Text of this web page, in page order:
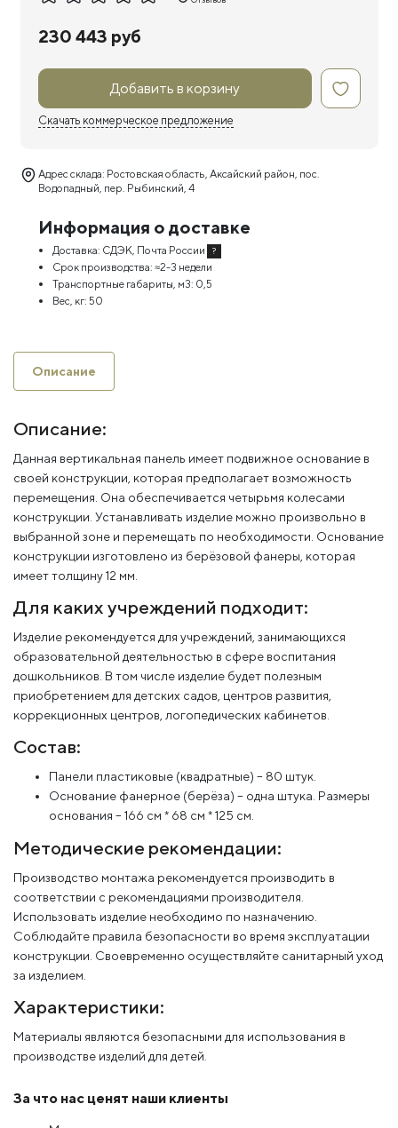
230 443 руб
Добавить в корзину
Скачать коммерческое предложение
Адрес склада: Ростовская область, Аксайский район, пос.
Водопадный, пер. Рыбинский, 4
Информация о доставке
Доставка: СДЭК, Почта России ?
Срок производства: ≈2-3 недели
Транспортные габариты, м3: 0,5
Вес, кг: 50
Описание
Описание:
Данная вертикальная панель имеет подвижное основание в
своей конструкции, которая предполагает возможность
перемещения. Она обеспечивается четырьмя колесами
конструкции. Устанавливать изделие можно произвольно в
выбранной зоне и перемещать по необходимости. Основание
конструкции изготовлено из берёзовой фанеры, которая
имеет толщину 12 мм.
Для каких учреждений подходит:
Изделие рекомендуется для учреждений, занимающихся
образовательной деятельностью в сфере воспитания
дошкольников. В том числе изделие будет полезным
приобретением для детских садов, центров развития,
коррекционных центров, логопедических кабинетов.
Состав:
Панели пластиковые (квадратные) – 80 штук.
Основание фанерное (берёза) – одна штука. Размеры
основания – 166 см * 68 см * 125 см.
Методические рекомендации:
Производство монтажа рекомендуется производить в
соответствии с рекомендациями производителя.
Использовать изделие необходимо по назначению.
Соблюдайте правила безопасности во время эксплуатации
конструкции. Своевременно осуществляйте санитарный уход
за изделием.
Характеристики:
Материалы являются безопасными для использования в
производстве изделий для детей.
За что нас ценят наши клиенты